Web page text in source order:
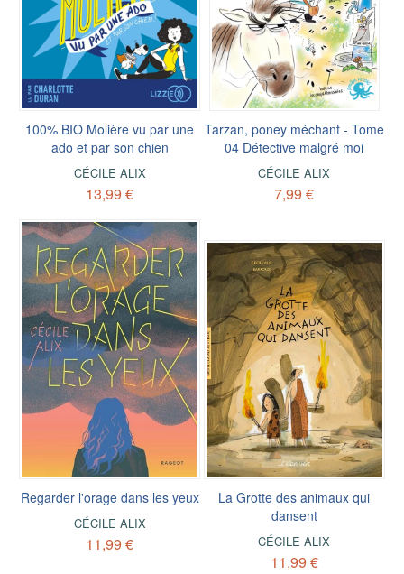
100% BIO Molière vu par une
ado et par son chien
CÉCILE ALIX
13,99 €
Tarzan, poney méchant - Tome
04 Détective malgré moi
CÉCILE ALIX
7,99 €
Regarder l'orage dans les yeux
CÉCILE ALIX
11,99 €
La Grotte des animaux qui
dansent
CÉCILE ALIX
11,99 €